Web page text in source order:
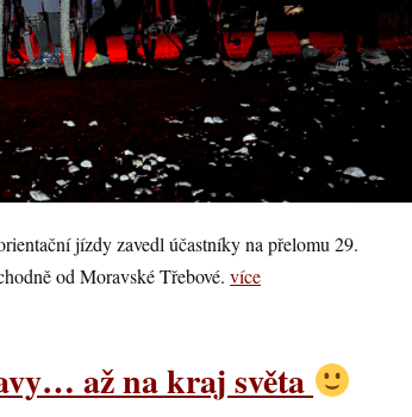
jízdy zavedl účastníky na přelomu 29.
od Moravské Třebové.více
až na kraj světa